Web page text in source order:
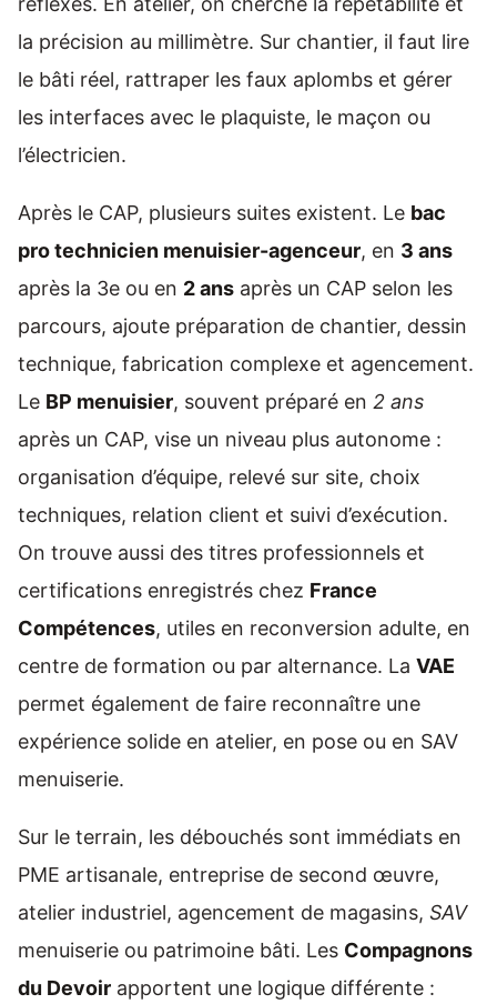
la précision au millimètre. Sur chantier, il faut lire
le bâti réel, rattraper les faux aplombs et gérer
les interfaces avec le plaquiste, le maçon ou
l’électricien.
Après le CAP, plusieurs suites existent. Le bac
pro technicien menuisier-agenceur, en 3 ans
après la 3e ou en 2 ans après un CAP selon les
parcours, ajoute préparation de chantier, dessin
technique, fabrication complexe et agencement.
Le BP menuisier, souvent préparé en 2 ans
après un CAP, vise un niveau plus autonome :
organisation d’équipe, relevé sur site, choix
techniques, relation client et suivi d’exécution.
On trouve aussi des titres professionnels et
certifications enregistrés chez France
Compétences, utiles en reconversion adulte, en
centre de formation ou par alternance. La VAE
permet également de faire reconnaître une
expérience solide en atelier, en pose ou en SAV
menuiserie.
Sur le terrain, les débouchés sont immédiats en
PME artisanale, entreprise de second œuvre,
atelier industriel, agencement de magasins, SAV
menuiserie ou patrimoine bâti. Les Compagnons
du Devoir apportent une logique différente :